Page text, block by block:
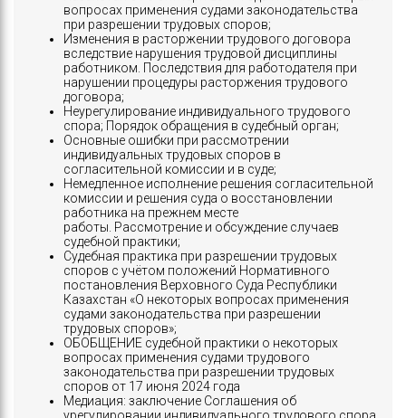
вопросах применения судами законодательства
при разрешении трудовых споров;
Изменения в расторжении трудового договора
вследствие нарушения трудовой дисциплины
работником. Последствия для работодателя при
нарушении процедуры расторжения трудового
договора;
Неурегулирование индивидуального трудового
спора; Порядок обращения в судебный орган;
Основные ошибки при рассмотрении
индивидуальных трудовых споров в
согласительной комиссии и в суде;
Немедленное исполнение решения согласительной
комиссии и решения суда о восстановлении
работника на прежнем месте
работы. Рассмотрение и обсуждение случаев
судебной практики;
Судебная практика при разрешении трудовых
споров с учётом положений Нормативного
постановления Верховного Суда Республики
Казахстан «О некоторых вопросах применения
судами законодательства при разрешении
трудовых споров»;
ОБОБЩЕНИЕ судебной практики о некоторых
вопросах применения судами трудового
законодательства при разрешении трудовых
споров от 17 июня 2024 года
Медиация: заключение Соглашения об